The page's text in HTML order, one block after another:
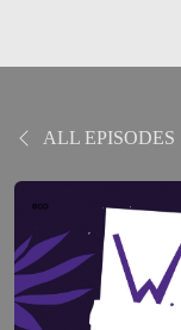
ALL EPISODES